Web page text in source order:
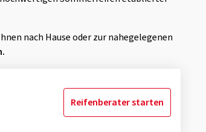
nach Hause oder zur nahegelegenen
Reifenberater starten